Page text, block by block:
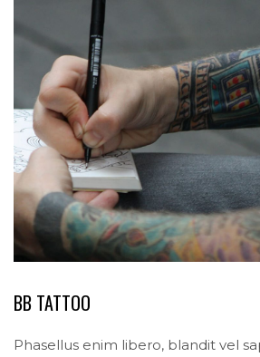
BB TATTOO
Phasellus enim libero, blandit vel